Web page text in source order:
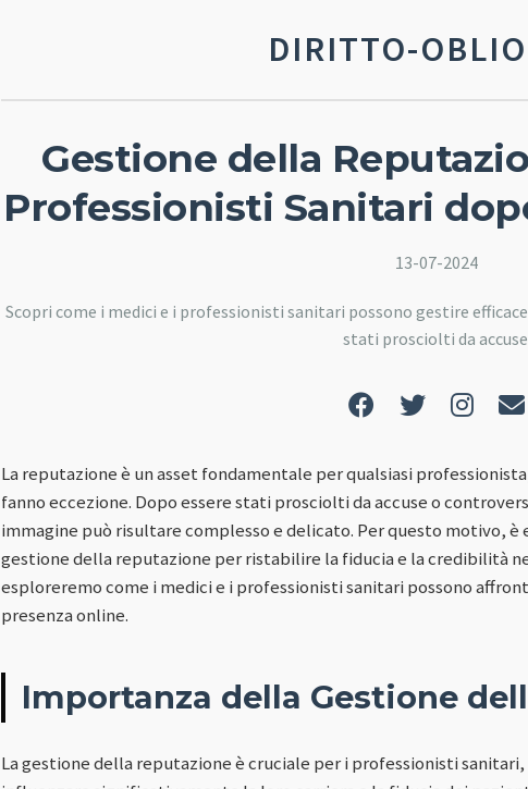
DIRITTO-
Gestione della
Professionisti Sanitari
13-07-2024
Scopri come i medici e i professionisti sanitari possono gestire
stati prosciolti da
La reputazione è un asset fondamentale per qualsiasi
fanno eccezione. Dopo essere stati prosciolti da accuse o
immagine può risultare complesso e delicato. Per questo motivo,
gestione della reputazione per ristabilire la fiducia e la credibilità
esploreremo come i medici e i professionisti sanitari possono
presenza online.
Importanza della Gestione
La gestione della reputazione è cruciale per i professionisti